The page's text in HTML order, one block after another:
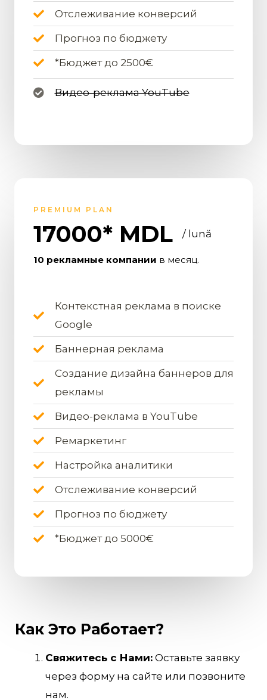
Отслеживание конверсий
Прогноз по бюджету
*Бюджет до 2500€
Видео-реклама YouTube
PREMIUM PLAN
17000* MDL / lună
10 рекламные компании в месяц.
Контекстная реклама в поиске
Google
Баннерная реклама
Создание дизайна баннеров для
рекламы
Видео-реклама в YouTube
Ремаркетинг
Настройка аналитики
Отслеживание конверсий
Прогноз по бюджету
*Бюджет до 5000€
Как Это Работает?
Свяжитесь с Нами: Оставьте заявку
через форму на сайте или позвоните
нам.